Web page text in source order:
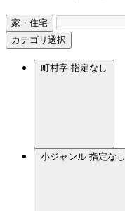
家・住宅
カテゴリ選択
町村字 指定なし
小ジャンル 指定なし